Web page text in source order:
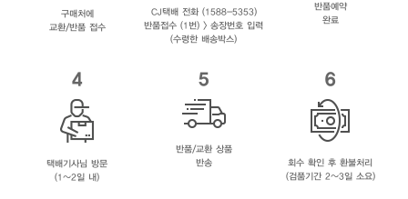
구매처에
교환/반품 접수
CJ택배 전화 (1588-5353)
반품접수 (1번) > 송장번호 입력
(수령한 배송박스)
반품예약
완료
4
택배기사님 방문
(1~2일 내)
5
반품/교환 상품
반송
6
회수 확인 후 환불처리
(검품기간 2~3일 소요)